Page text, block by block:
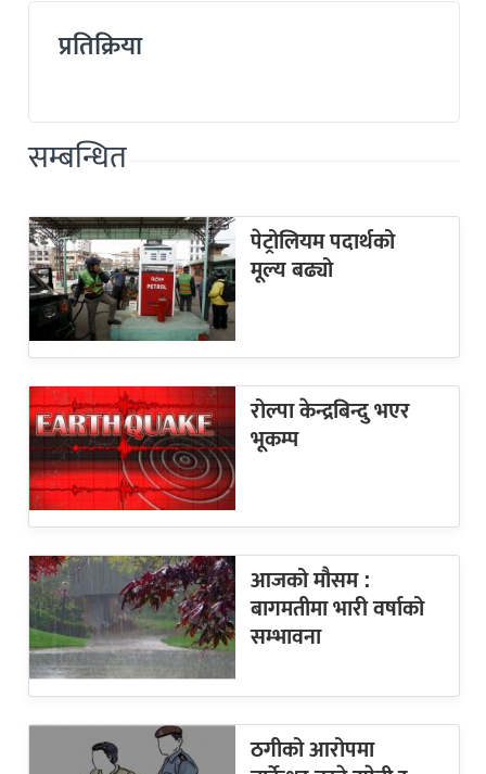
प्रतिक्रिया
सम्बन्धित
पेट्रोलियम पदार्थको
मूल्य बढ्यो
रोल्पा केन्द्रबिन्दु भएर
भूकम्प
आजको मौसम :
बागमतीमा भारी वर्षाको
सम्भावना
ठगीको आरोपमा